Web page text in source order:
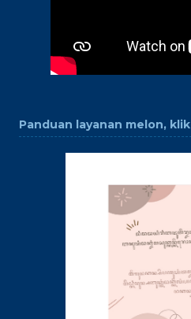
Panduan layanan melon, klik